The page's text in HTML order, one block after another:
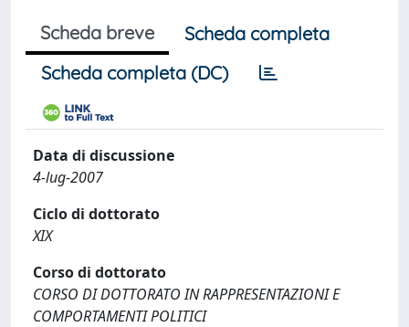
Scheda breve
Scheda completa
Scheda completa (DC)
Data di discussione
4-lug-2007
Ciclo di dottorato
XIX
Corso di dottorato
CORSO DI DOTTORATO IN RAPPRESENTAZIONI E
COMPORTAMENTI POLITICI